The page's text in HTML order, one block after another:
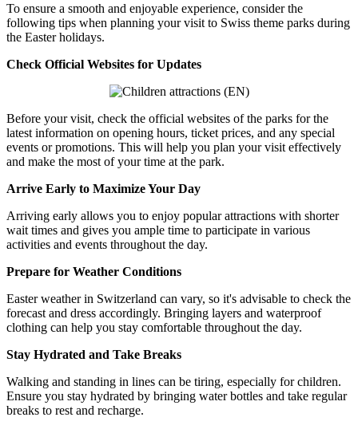
To ensure a smooth and enjoyable experience, consider the
following tips when planning your visit to Swiss theme parks during
the Easter holidays.
Check Official Websites for Updates
Before your visit, check the official websites of the parks for the
latest information on opening hours, ticket prices, and any special
events or promotions. This will help you plan your visit effectively
and make the most of your time at the park.
Arrive Early to Maximize Your Day
Arriving early allows you to enjoy popular attractions with shorter
wait times and gives you ample time to participate in various
activities and events throughout the day.
Prepare for Weather Conditions
Easter weather in Switzerland can vary, so it's advisable to check the
forecast and dress accordingly. Bringing layers and waterproof
clothing can help you stay comfortable throughout the day.
Stay Hydrated and Take Breaks
Walking and standing in lines can be tiring, especially for children.
Ensure you stay hydrated by bringing water bottles and take regular
breaks to rest and recharge.